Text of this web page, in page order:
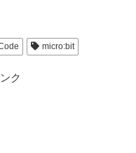
micro:bit
ク